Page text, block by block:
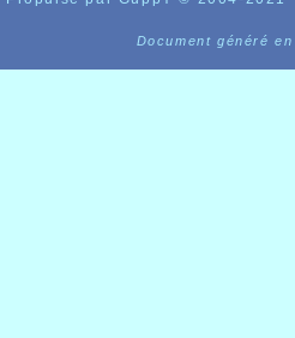
Document généré